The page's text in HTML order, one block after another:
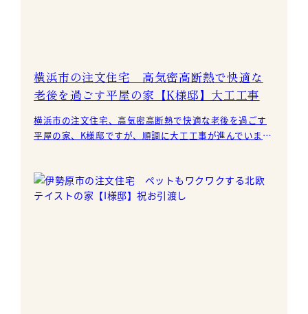
横浜市の注文住宅 高気密高断熱で快適な
老後を過ごす平屋の家【K様邸】大工工事
横浜市の注文住宅、高気密高断熱で快適な老後を過ごす
平屋の家、K様邸ですが、順調に大工工事が進んでいま